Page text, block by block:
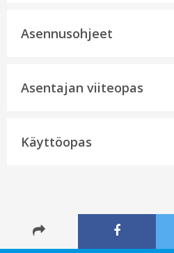
Asennusohjeet
Asentajan viiteopas
Käyttöopas